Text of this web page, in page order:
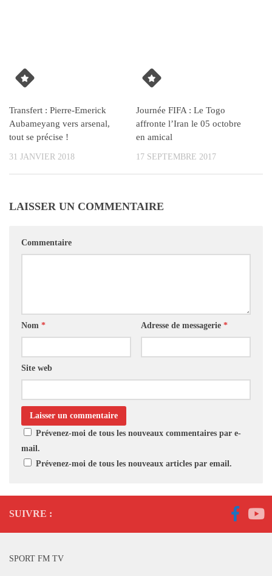
Transfert : Pierre-Emerick
Aubameyang vers arsenal,
tout se précise !
31 JANVIER 2018
Journée FIFA : Le Togo
affronte l’Iran le 05 octobre
en amical
17 SEPTEMBRE 2017
LAISSER UN COMMENTAIRE
Commentaire
Nom * Adresse de messagerie *
Site web
Prévenez-moi de tous les nouveaux commentaires par e-
mail.
Prévenez-moi de tous les nouveaux articles par email.
SUIVRE :
SPORT FM TV